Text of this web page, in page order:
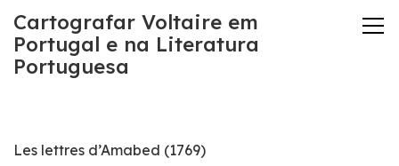
Cartografar Voltaire em
Portugal e na Literatura
Portuguesa
Les lettres d’Amabed (1769)